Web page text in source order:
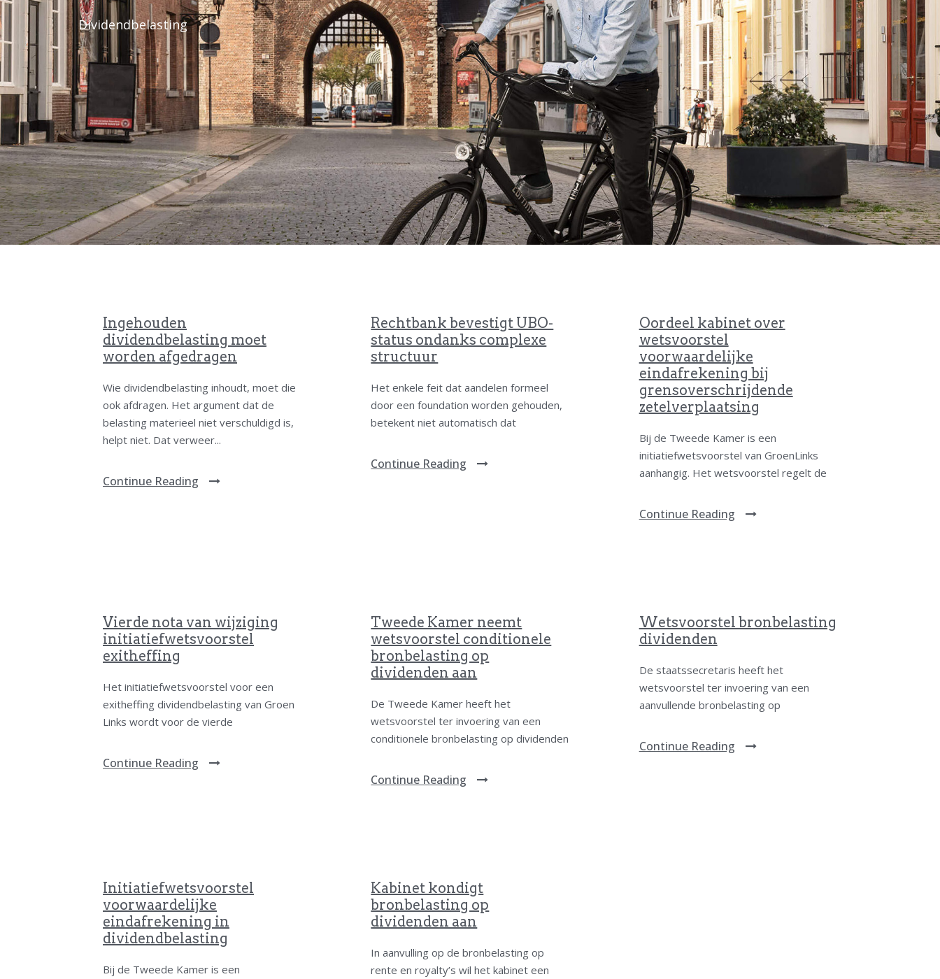
Dividendbelasting
Ingehouden
dividendbelasting moet
worden afgedragen
Wie dividendbelasting inhoudt, moet die
ook afdragen. Het argument dat de
belasting materieel niet verschuldigd is,
helpt niet. Dat verweer...
Continue Reading
Rechtbank bevestigt UBO-
status ondanks complexe
structuur
Het enkele feit dat aandelen formeel
door een foundation worden gehouden,
betekent niet automatisch dat
Continue Reading
Oordeel kabinet over
wetsvoorstel
voorwaardelijke
eindafrekening bij
grensoverschrijdende
zetelverplaatsing
Bij de Tweede Kamer is een
initiatiefwetsvoorstel van GroenLinks
aanhangig. Het wetsvoorstel regelt de
Continue Reading
Vierde nota van wijziging
initiatiefwetsvoorstel
exitheffing
Het initiatiefwetsvoorstel voor een
exitheffing dividendbelasting van Groen
Links wordt voor de vierde
Continue Reading
Tweede Kamer neemt
wetsvoorstel conditionele
bronbelasting op
dividenden aan
De Tweede Kamer heeft het
wetsvoorstel ter invoering van een
conditionele bronbelasting op dividenden
Continue Reading
Wetsvoorstel bronbelasting
dividenden
De staatssecretaris heeft het
wetsvoorstel ter invoering van een
aanvullende bronbelasting op
Continue Reading
Initiatiefwetsvoorstel
voorwaardelijke
eindafrekening in
dividendbelasting
Bij de Tweede Kamer is een
Kabinet kondigt
bronbelasting op
dividenden aan
In aanvulling op de bronbelasting op
rente en royalty’s wil het kabinet een